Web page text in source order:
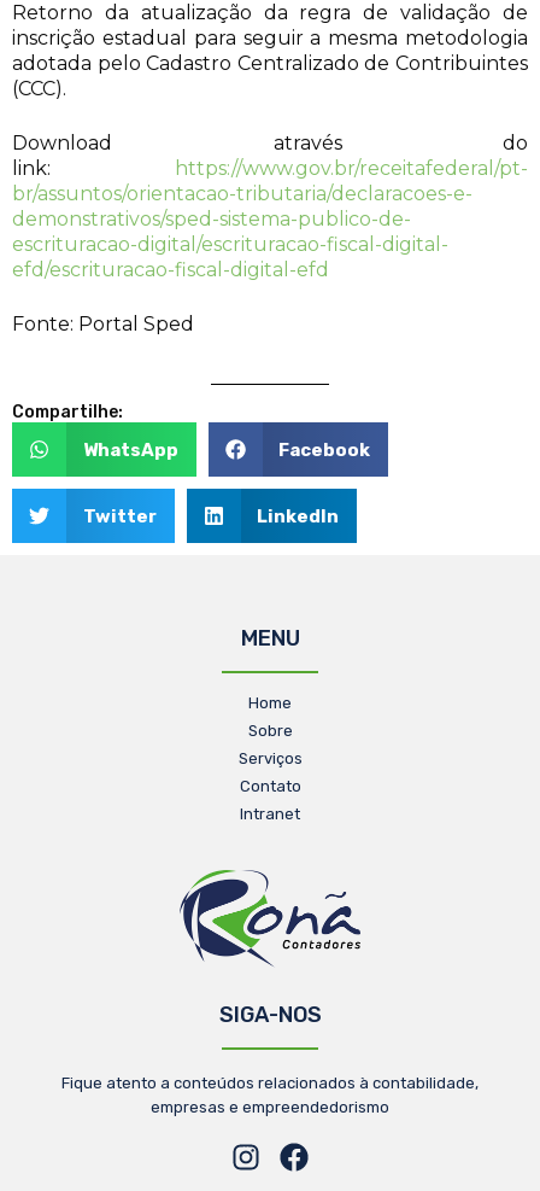
Retorno da atualização da regra de validação de
inscrição estadual para seguir a mesma metodologia
adotada pelo Cadastro Centralizado de Contribuintes
(CCC).
Download através do
link:
https://www.gov.br/receitafederal/pt-
br/assuntos/orientacao-tributaria/declaracoes-e-
demonstrativos/sped-sistema-publico-de-
escrituracao-digital/escrituracao-fiscal-digital-
efd/escrituracao-fiscal-digital-efd
Fonte: Portal Sped
Compartilhe:
WhatsApp Facebook
Twitter LinkedIn
MENU
Home
Sobre
Serviços
Contato
Intranet
SIGA-NOS
Fique atento a conteúdos relacionados à contabilidade,
empresas e empreendedorismo